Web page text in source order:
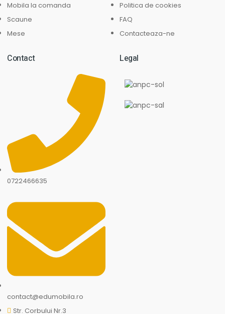
Mobila la comanda
Scaune
Mese
Politica de cookies
FAQ
Contacteaza-ne
Contact
0722466635
contact@edumobila.ro
Str. Corbului Nr.3
Legal